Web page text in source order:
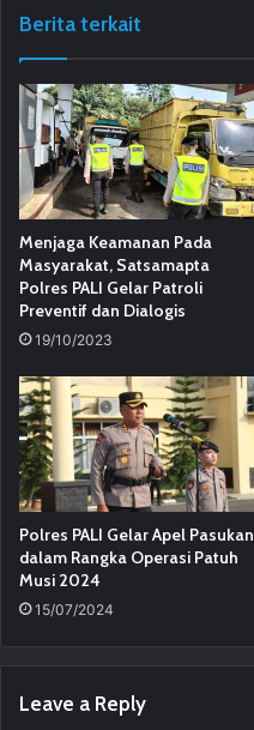
Berita terkait
Menjaga Keamanan Pada
Masyarakat, Satsamapta
Polres PALI Gelar Patroli
Preventif dan Dialogis
19/10/2023
Polres PALI Gelar Apel Pasukan
dalam Rangka Operasi Patuh
Musi 2024
15/07/2024
Leave a Reply